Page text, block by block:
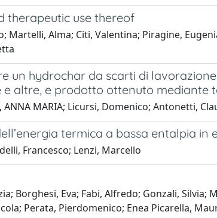
therapeutic use thereof
Martelli, Alma; Citi, Valentina; Piragine,
un hydrochar da scarti di
altre, e prodotto ottenuto mediante
ANNA MARIA; Licursi, Domenico; Antonetti,
termica a bassa entalpia in
Francesco; Lenzi, Marcello
Borghesi, Eva; Fabi, Alfredo; Gonzali, Silvia;
Perata, Pierdomenico; Enea Picarella,